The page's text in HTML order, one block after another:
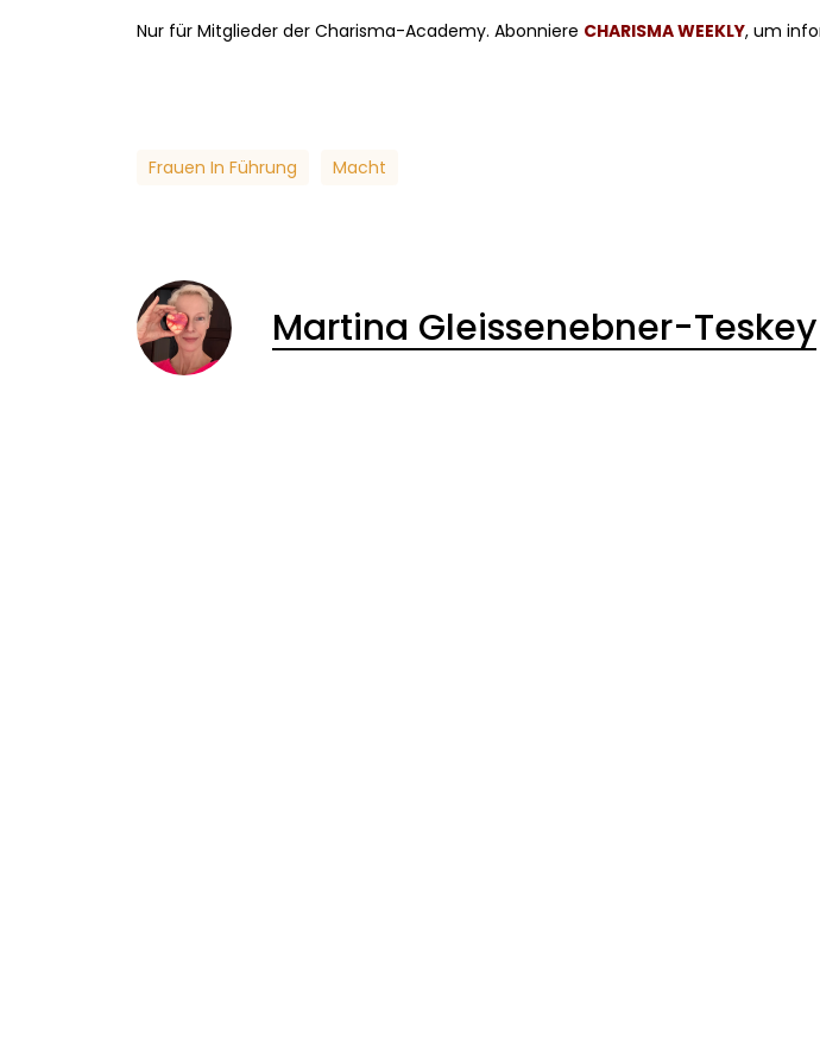
Nur für Mitglieder der Charisma-Academy. Abonniere CHARISMA WEEKLY, um
Frauen In Führung Macht
Martina Gleissenebner-Teskey